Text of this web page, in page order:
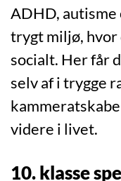
ADHD, autisme
trygt miljø, hvor
socialt. Her får
selv af i trygge
videre i livet.
10. klasse